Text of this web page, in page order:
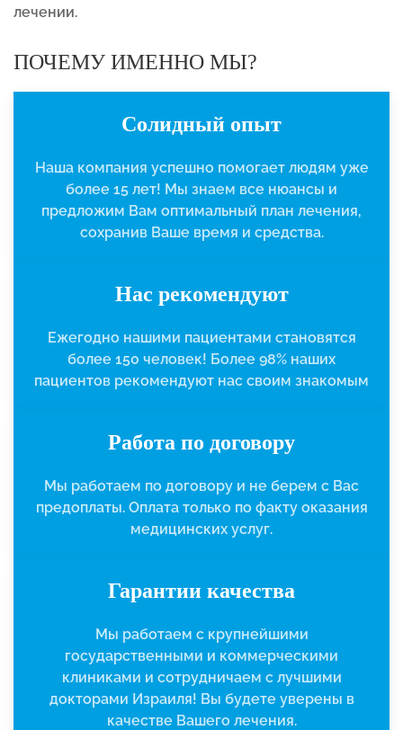
лечении.
ПОЧЕМУ ИМЕННО МЫ?
Солидный опыт
Наша компания успешно помогает людям уже
более 15 лет! Мы знаем все нюансы и
предложим Вам оптимальный план лечения,
сохранив Ваше время и средства.
Нас рекомендуют
Ежегодно нашими пациентами становятся
более 150 человек! Более 98% наших
пациентов рекомендуют нас своим знакомым
Работа по договору
Мы работаем по договору и не берем с Вас
предоплаты. Оплата только по факту оказания
медицинских услуг.
Гарантии качества
Мы работаем с крупнейшими
государственными и коммерческими
клиниками и сотрудничаем с лучшими
докторами Израиля! Вы будете уверены в
качестве Вашего лечения.